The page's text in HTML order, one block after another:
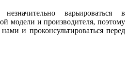
варьироваться в
модели и производителя, поэтому
и проконсультироваться перед